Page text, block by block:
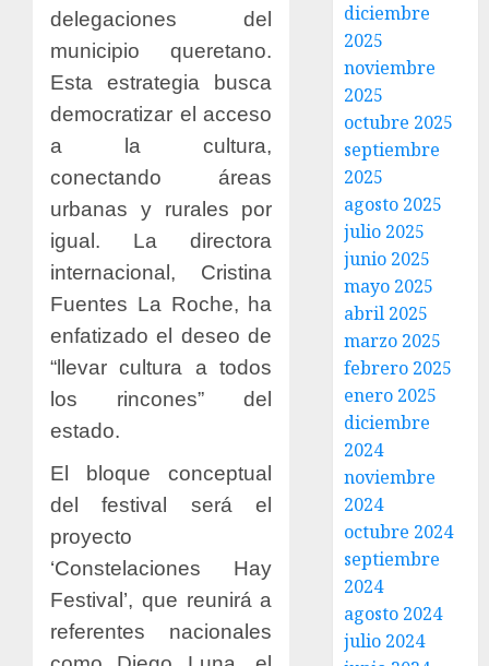
delegaciones del
municipio queretano.
Esta estrategia busca
democratizar el acceso
a la cultura,
conectando áreas
urbanas y rurales por
igual. La directora
internacional, Cristina
Fuentes La Roche, ha
enfatizado el deseo de
“llevar cultura a todos
los rincones” del
estado.
El bloque conceptual
del festival será el
proyecto
‘Constelaciones Hay
Festival’, que reunirá a
referentes nacionales
diciembre
2025
noviembre
2025
octubre 2025
septiembre
2025
agosto 2025
julio 2025
junio 2025
mayo 2025
abril 2025
marzo 2025
febrero 2025
enero 2025
diciembre
2024
noviembre
2024
octubre 2024
septiembre
2024
agosto 2024
julio 2024